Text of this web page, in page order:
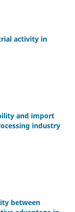
activity in
and import
industry
between